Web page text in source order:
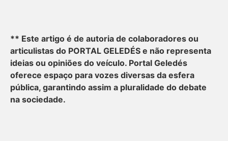
** Este artigo é de autoria de colaboradores ou
articulistas do PORTAL GELEDÉS e não representa
ideias ou opiniões do veículo. Portal Geledés
oferece espaço para vozes diversas da esfera
pública, garantindo assim a pluralidade do debate
na sociedade.